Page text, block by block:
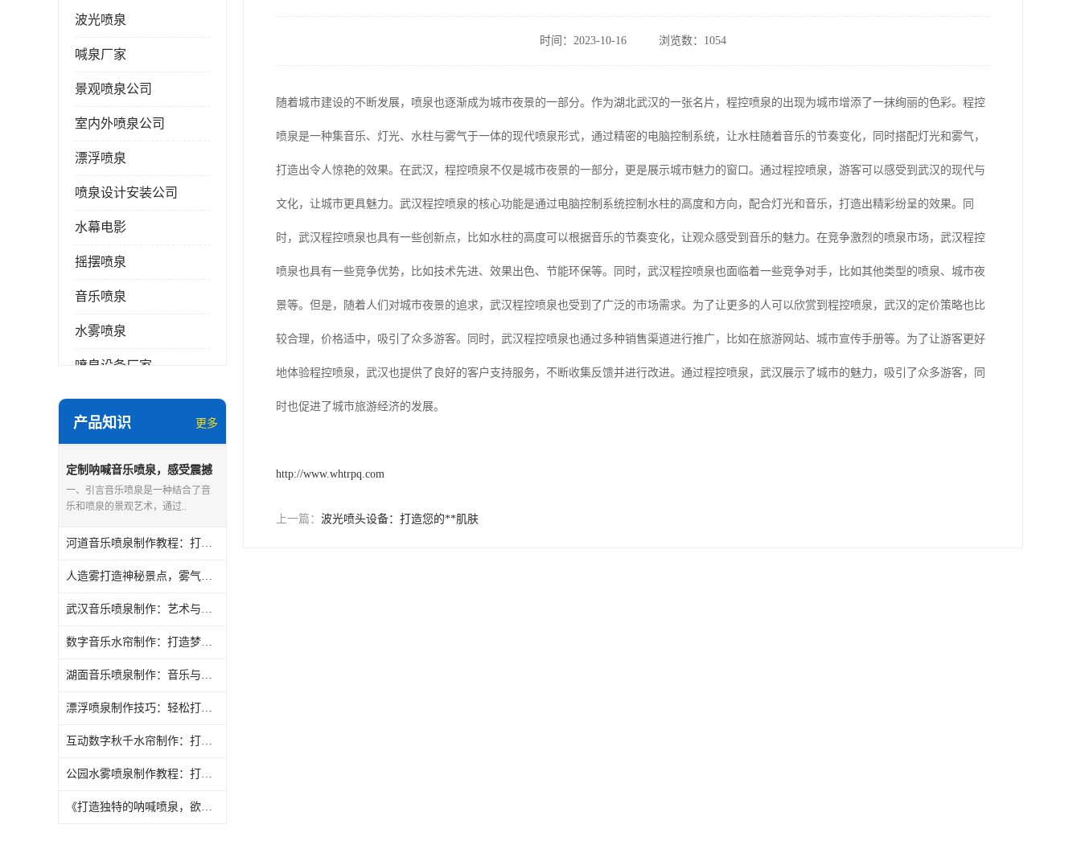
波光喷泉
喊泉厂家
景观喷泉公司
室内外喷泉公司
漂浮喷泉
喷泉设计安装公司
水幕电影
摇摆喷泉
音乐喷泉
水雾喷泉
喷泉设备厂家
数字水幕
珍珠泉
产品知识 更多
定制呐喊音乐喷泉，感受震撼
的视听盛宴
一、引言音乐喷泉是一种结合了音
乐和喷泉的景观艺术，通过..
河道音乐喷泉制作教程：打造梦幻水景
人造雾打造神秘景点，雾气缭绕如仙境般美妙
武汉音乐喷泉制作：艺术与科技的**结合
数字音乐水帘制作：打造梦幻音乐瀑布的秘密
湖面音乐喷泉制作：音乐与水舞的**融合
漂浮喷泉制作技巧：轻松打造水景新玩法
互动数字秋千水帘制作：打造梦幻乐园新体验
公园水雾喷泉制作教程：打造梦幻般的水中世界
《打造独特的呐喊喷泉，欲罢不能的美妙体验》
时间：2023-10-16 浏览数：1054
随着城市建设的不断发展，喷泉也逐渐成为城市夜景的一部分。作为湖北武汉的一张名片，程控喷泉的出现为城市增添了一抹绚丽的色彩。程控
喷泉是一种集音乐、灯光、水柱与雾气于一体的现代喷泉形式，通过精密的电脑控制系统，让水柱随着音乐的节奏变化，同时搭配灯光和雾气，
打造出令人惊艳的效果。在武汉，程控喷泉不仅是城市夜景的一部分，更是展示城市魅力的窗口。通过程控喷泉，游客可以感受到武汉的现代与
文化，让城市更具魅力。武汉程控喷泉的核心功能是通过电脑控制系统控制水柱的高度和方向，配合灯光和音乐，打造出精彩纷呈的效果。同
时，武汉程控喷泉也具有一些创新点，比如水柱的高度可以根据音乐的节奏变化，让观众感受到音乐的魅力。在竞争激烈的喷泉市场，武汉程控
喷泉也具有一些竞争优势，比如技术先进、效果出色、节能环保等。同时，武汉程控喷泉也面临着一些竞争对手，比如其他类型的喷泉、城市夜
景等。但是，随着人们对城市夜景的追求，武汉程控喷泉也受到了广泛的市场需求。为了让更多的人可以欣赏到程控喷泉，武汉的定价策略也比
较合理，价格适中，吸引了众多游客。同时，武汉程控喷泉也通过多种销售渠道进行推广，比如在旅游网站、城市宣传手册等。为了让游客更好
地体验程控喷泉，武汉也提供了良好的客户支持服务，不断收集反馈并进行改进。通过程控喷泉，武汉展示了城市的魅力，吸引了众多游客，同
时也促进了城市旅游经济的发展。
http://www.whtrpq.com
上一篇： 波光喷头设备：打造您的**肌肤